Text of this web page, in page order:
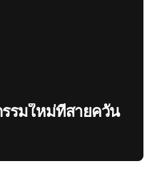
รรมใหม่ที่สายควัน